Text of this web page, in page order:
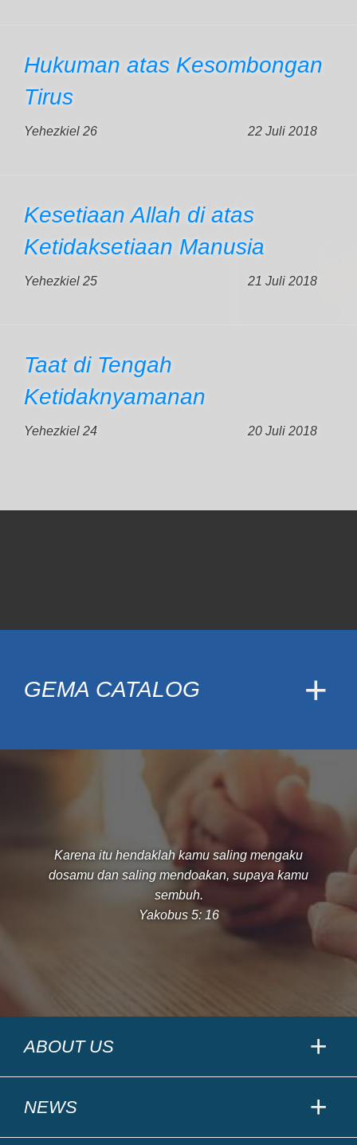
Hukuman atas Kesombongan
Tirus
Yehezkiel 26 22 Juli 2018
Kesetiaan Allah di atas
Ketidaksetiaan Manusia
Yehezkiel 25 21 Juli 2018
Taat di Tengah
Ketidaknyamanan
Yehezkiel 24 20 Juli 2018
GEMA CATALOG
Karena itu hendaklah kamu saling mengaku
dosamu dan saling mendoakan, supaya kamu
sembuh.
Yakobus 5: 16
ABOUT US
NEWS